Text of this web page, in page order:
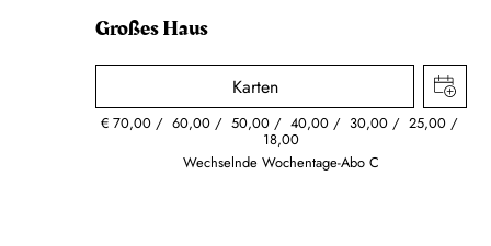
Großes Haus
Karten
€ 70,00 60,00 50,00 40,00 30,00 25,00
18,00
Wechselnde Wochentage-Abo C